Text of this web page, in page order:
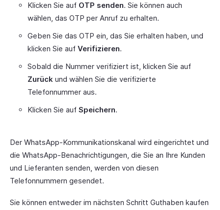
Klicken Sie auf OTP senden. Sie können auch
wählen, das OTP per Anruf zu erhalten.
Geben Sie das OTP ein, das Sie erhalten haben, und
klicken Sie auf Verifizieren.
Sobald die Nummer verifiziert ist, klicken Sie auf
Zurück und wählen Sie die verifizierte
Telefonnummer aus.
Klicken Sie auf Speichern.
Der WhatsApp-Kommunikationskanal wird eingerichtet und
die WhatsApp-Benachrichtigungen, die Sie an Ihre Kunden
und Lieferanten senden, werden von diesen
Telefonnummern gesendet.
Sie können entweder im nächsten Schritt Guthaben kaufen